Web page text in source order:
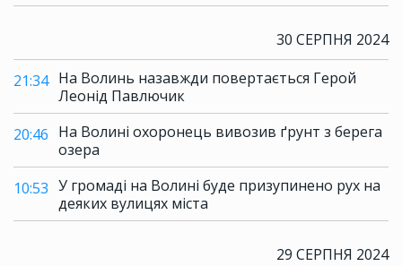
30 СЕРПНЯ 2024
21:34 На Волинь назавжди повертається Герой
Леонід Павлючик
20:46 На Волині охоронець вивозив ґрунт з берега
озера
10:53 У громаді на Волині буде призупинено рух на
деяких вулицях міста
29 СЕРПНЯ 2024